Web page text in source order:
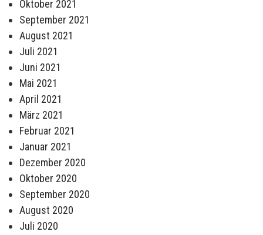
Oktober 2021
September 2021
August 2021
Juli 2021
Juni 2021
Mai 2021
April 2021
März 2021
Februar 2021
Januar 2021
Dezember 2020
Oktober 2020
September 2020
August 2020
Juli 2020